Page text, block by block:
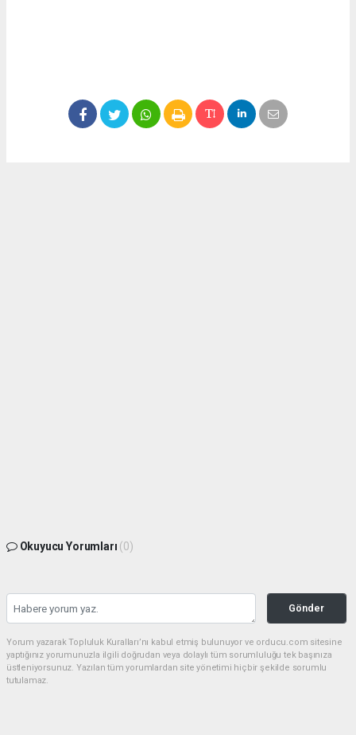
Okuyucu Yorumları (0)
Gönder
Yorum yazarak Topluluk Kuralları’nı kabul etmiş bulunuyor ve orducu.com sitesine
yaptığınız yorumunuzla ilgili doğrudan veya dolaylı tüm sorumluluğu tek başınıza
üstleniyorsunuz. Yazılan tüm yorumlardan site yönetimi hiçbir şekilde sorumlu
tutulamaz.